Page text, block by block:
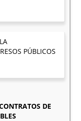
PÚBLICOS
DE